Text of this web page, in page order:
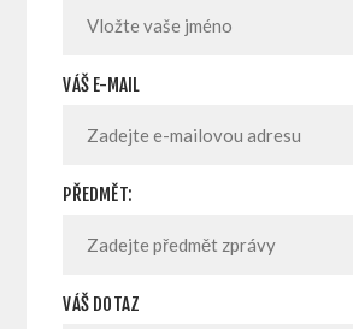
VÁŠ E-MAIL
PŘEDMĚT:
VÁŠ DOTAZ